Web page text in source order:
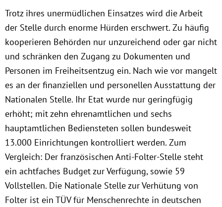
Trotz ihres unermüdlichen Einsatzes wird die Arbeit
der Stelle durch enorme Hürden erschwert. Zu häufig
kooperieren Behörden nur unzureichend oder gar nicht
und schränken den Zugang zu Dokumenten und
Personen im Freiheitsentzug ein. Nach wie vor mangelt
es an der finanziellen und personellen Ausstattung der
Nationalen Stelle. Ihr Etat wurde nur geringfügig
erhöht; mit zehn ehrenamtlichen und sechs
hauptamtlichen Bediensteten sollen bundesweit
13.000 Einrichtungen kontrolliert werden. Zum
Vergleich: Der französischen Anti-Folter-Stelle steht
ein achtfaches Budget zur Verfügung, sowie 59
Vollstellen. Die Nationale Stelle zur Verhütung von
Folter ist ein TÜV für Menschenrechte in deutschen